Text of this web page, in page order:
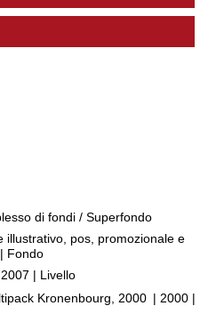
di fondi / Superfondo
illustrativo, pos, promozionale e
| Fondo
| Livello
Kronenbourg, 2000 | 2000 |